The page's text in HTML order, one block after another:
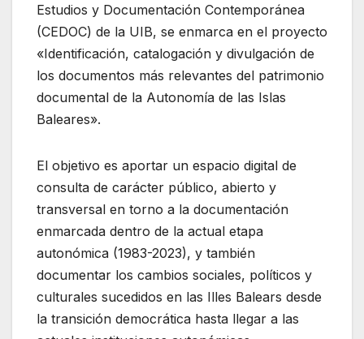
Estudios y Documentación Contemporánea
(CEDOC) de la UIB, se enmarca en el proyecto
«Identificación, catalogación y divulgación de
los documentos más relevantes del patrimonio
documental de la Autonomía de las Islas
Baleares».
El objetivo es aportar un espacio digital de
consulta de carácter público, abierto y
transversal en torno a la documentación
enmarcada dentro de la actual etapa
autonómica (1983-2023), y también
documentar los cambios sociales, políticos y
culturales sucedidos en las Illes Balears desde
la transición democrática hasta llegar a las